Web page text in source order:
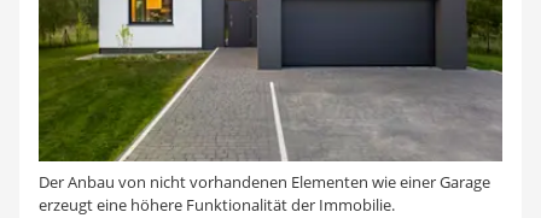
Der Anbau von nicht vorhandenen Elementen wie einer Garage
erzeugt eine höhere Funktionalität der Immobilie.